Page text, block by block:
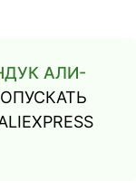
АЛИ-